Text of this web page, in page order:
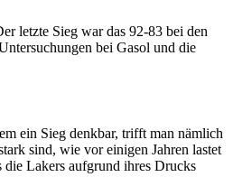
letzte Sieg war das 92-83 bei den
bei Gasol und die
ein Sieg denkbar, trifft man nämlich
sind, wie vor einigen Jahren lastet
die Lakers aufgrund ihres Drucks